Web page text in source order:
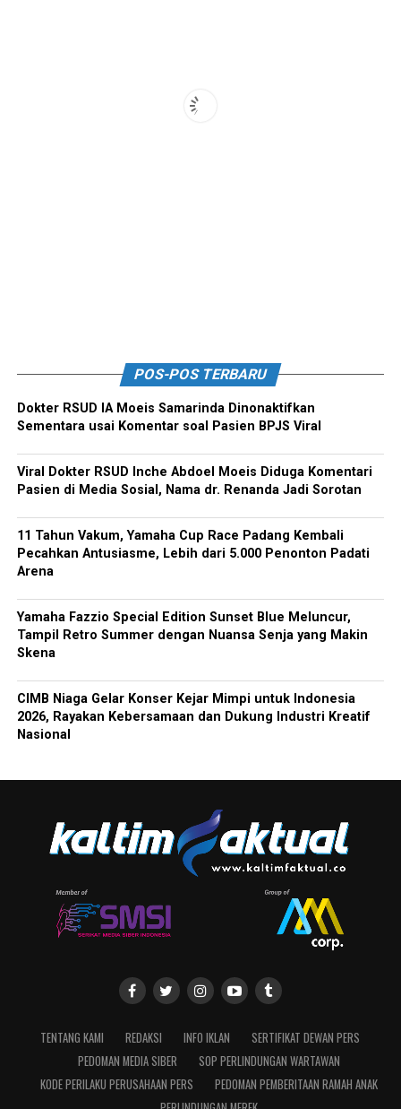
POS-POS TERBARU
Dokter RSUD IA Moeis Samarinda Dinonaktifkan
Sementara usai Komentar soal Pasien BPJS Viral
Viral Dokter RSUD Inche Abdoel Moeis Diduga Komentari
Pasien di Media Sosial, Nama dr. Renanda Jadi Sorotan
11 Tahun Vakum, Yamaha Cup Race Padang Kembali
Pecahkan Antusiasme, Lebih dari 5.000 Penonton Padati
Arena
Yamaha Fazzio Special Edition Sunset Blue Meluncur,
Tampil Retro Summer dengan Nuansa Senja yang Makin
Skena
CIMB Niaga Gelar Konser Kejar Mimpi untuk Indonesia
2026, Rayakan Kebersamaan dan Dukung Industri Kreatif
Nasional
TENTANG KAMI REDAKSI INFO IKLAN
SERTIFIKAT DEWAN PERS
PEDOMAN MEDIA SIBER
SOP PERLINDUNGAN WARTAWAN
KODE PERILAKU PERUSAHAAN PERS
PEDOMAN PEMBERITAAN RAMAH ANAK